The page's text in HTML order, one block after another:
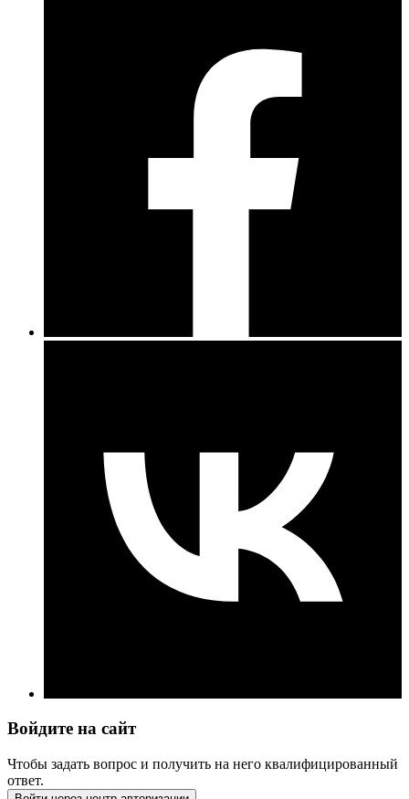
Войдите на сайт
Чтобы задать вопрос и получить на него квалифицированный
ответ.